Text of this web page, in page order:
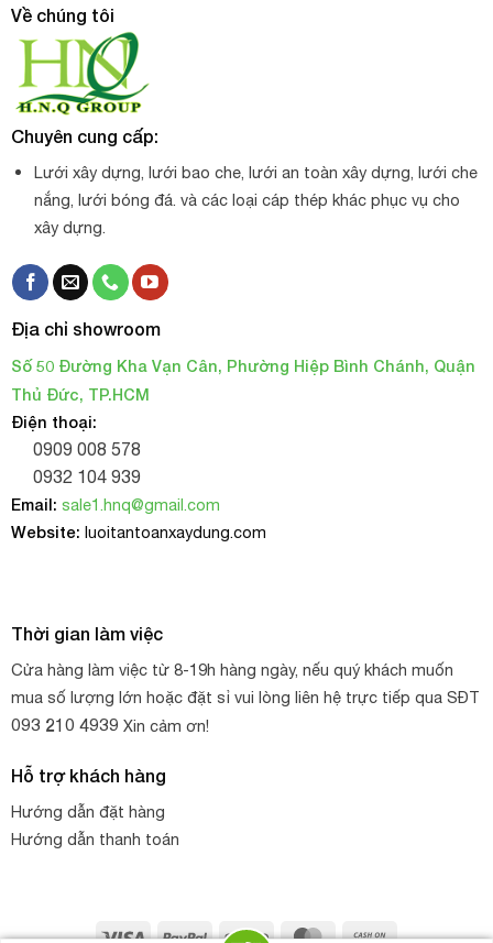
Công tyTNHH TM DV H.N.Q
phối các dòng sản phẩm lưới nông nghiệp chất lượng với giá
rẻ nhất thị trường, nếu bạn cần tìm mua
lưới nhựa, lưới mùng,
H.N.Q là 1 lựa chọn tốt cho bạn.
Điện thoại: 090.900.8578 – 093 210 4939
Chánh, Quận Thủ Đức, Tp. Hồ Chí Minh
Email: sale1.hnq@gmail.com
Về chúng tôi
Chuyên cung cấp:
Lưới xây dựng, lưới bao che, lưới an toàn xây dựng, lưới che
nắng, lưới bóng đá. và các loại cáp thép khác phục vụ cho
xây dựng.
Địa chỉ showroom
Số 50 Đường Kha Vạn Cân, Phường Hiệp Bình Chánh, Quận
Thủ Đức, TP.HCM
Điện thoại:
0909 008 578
0932 104 939
Email: sale1.hnq@gmail.com
Website: luoitantoanxaydung.com
Thời gian làm việc
Cửa hàng làm việc từ 8-19h hàng ngày, nếu quý khách muốn
mua số lượng lớn hoặc đặt sỉ vui lòng liên hệ trực tiếp qua SĐT
093 210 4939 Xin cảm ơn!
Hỗ trợ khách hàng
Hướng dẫn đặt hàng
Hướng dẫn thanh toán
Visa PayPal Stripe MasterCard
Cash